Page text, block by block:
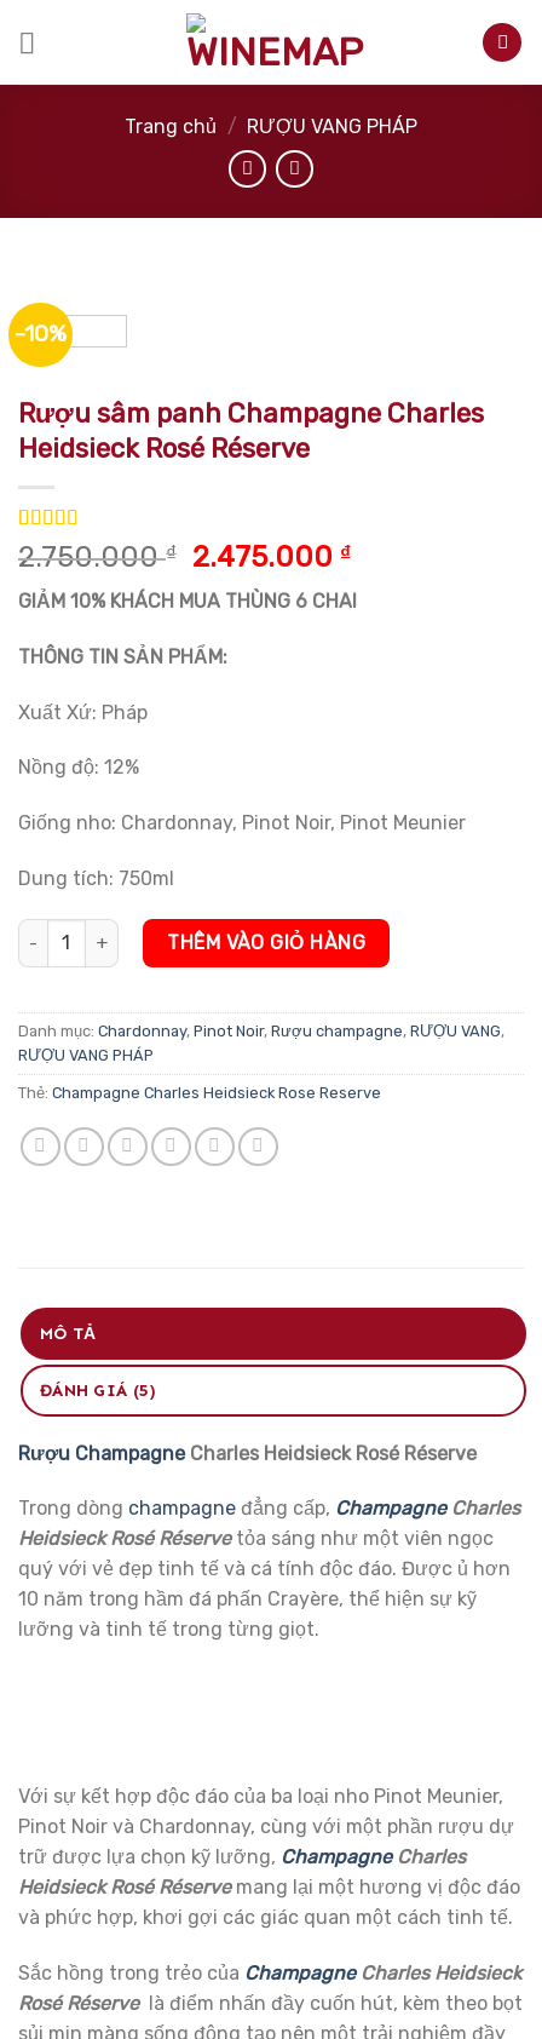
Trang chủ / RƯỢU VANG PHÁP
-10%
Rượu sâm panh Champagne Charles
Heidsieck Rosé Réserve
5.00trên 5
dựa trên
5
đánh giá
2.750.000₫
Giá
gốc
là:
2.750.000 ₫.
2.475.000 ₫Giá
hiện
tại
GIẢM 10% KHÁCH MUA THÙNG 6 CHAI
THÔNG TIN SẢN PHẨM:
Xuất Xứ: Pháp
Nồng độ: 12%
Giống nho: Chardonnay, Pinot Noir, Pinot Meunier
Dung tích: 750ml
Rượu sâm panh Champagne Charles Heidsieck Rosé Réserve số
THÊM VÀO GIỎ HÀNG
Danh mục: Chardonnay, Pinot Noir, Rượu champagne, RƯỢU VANG,
RƯỢU VANG PHÁP
Thẻ: Champagne Charles Heidsieck Rose Reserve
MÔ TẢ
ĐÁNH GIÁ (5)
Rượu ChampagneCharles Heidsieck Rosé Réserve
Trong dòng champagne đẳng cấp, ChampagneCharles
Heidsieck Rosé Réservetỏa sáng như một viên ngọc
quý với vẻ đẹp tinh tế và cá tính độc đáo. Được ủ hơn
10 năm trong hầm đá phấn Crayère, thể hiện sự kỹ
lưỡng và tinh tế trong từng giọt.
Với sự kết hợp độc đáo của ba loại nho Pinot Meunier,
Pinot Noir và Chardonnay, cùng với một phần rượu dự
trữ được lựa chọn kỹ lưỡng, ChampagneCharles
Heidsieck Rosé Réservemang lại một hương vị độc đáo
và phức hợp, khơi gợi các giác quan một cách tinh tế.
Sắc hồng trong trẻo của ChampagneCharles Heidsieck
Rosé Réservelà điểm nhấn đầy cuốn hút, kèm theo bọt
sủi mịn màng sống động tạo nên một trải nghiệm đầy